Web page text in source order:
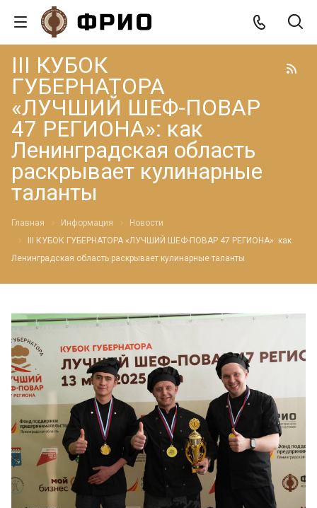
III КУБОК
ГУБЕРНАТОРА
«ЛУЧШИЙ ШЕФ-ПОВАР
47 РЕГИОНА»: как
Ленинградская область
раскрывает кулинарные
таланты
Главная Информация
Новости
III КУБОК ГУБЕРНАТОРА «ЛУЧШИЙ ШЕФ-ПОВАР 47 РЕГИОНА»: как
Ленинградская область раскрывает кулинарные таланты